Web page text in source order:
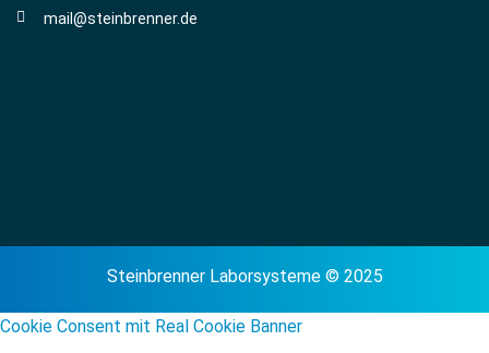
mail@steinbrenner.de
Steinbrenner Laborsysteme © 2025
Cookie Consent mit Real Cookie Banner